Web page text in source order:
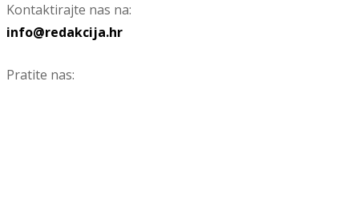
Kontaktirajte nas na:
info@redakcija.hr
Pratite nas: